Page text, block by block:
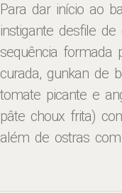
Para dar início ao
instigante desfile
sequência formada
curada, gunkan de
tomate picante e
pâte choux frita)
além de ostras